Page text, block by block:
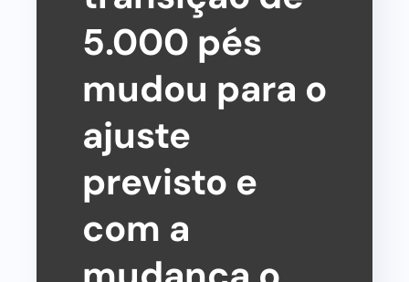
5.000 pés
mudou para o
ajuste
previsto e
com a